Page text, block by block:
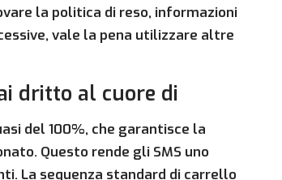
la politica di reso, informazioni
vale la pena utilizzare altre
dritto al cuore di
del 100%, che garantisce la
Questo rende gli SMS uno
La sequenza standard di carrello